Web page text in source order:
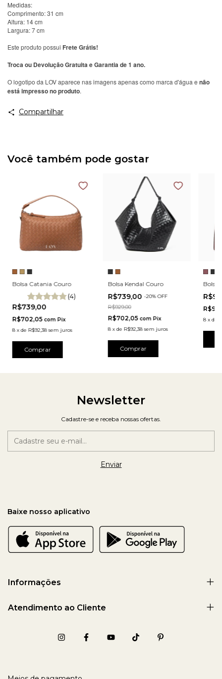
Medidas:
Comprimento: 31 cm
Altura: 14 cm
Largura: 7 cm
Este produto possui Frete Grátis!
Troca ou Devolução Gratuita e Garantia de 1 ano.
O logotipo da LOV aparece nas imagens apenas como marca d'água e não
está impresso no produto.
Compartilhar
Você também pode gostar
Bolsa Catania Couro
(4)
R$739,00
R$702,05 com Pix
8 xde R$92,38 sem juros
Comprar
Bolsa Kendal Couro
R$739,00 -20% OFF
R$929,00
R$702,05 com Pix
8 xde R$92,38 sem juros
Comprar
Bolsa
8 x de
Newsletter
Cadastre-se e receba nossas ofertas.
Baixe nosso aplicativo
Informações
Atendimento ao Cliente